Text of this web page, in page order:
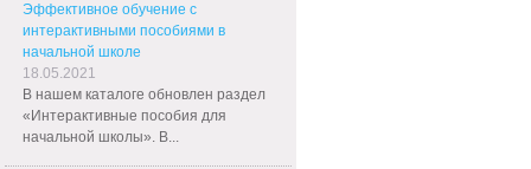
Эффективное обучение с
интерактивными пособиями в
начальной школе
18.05.2021
В нашем каталоге обновлен раздел
«Интерактивные пособия для
начальной школы». В...